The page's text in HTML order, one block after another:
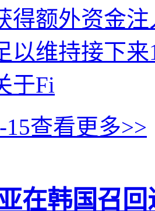
得额外资金
以维持接下
于Fi
15查看更多>>
在韩国召